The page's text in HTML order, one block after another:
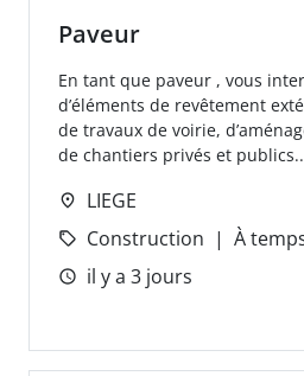
Paveur
En tant que paveur , vous
d’éléments de revêtement
de travaux de voirie,
de chantiers privés et
LIEGE
Construction
À
il y a 3 jours